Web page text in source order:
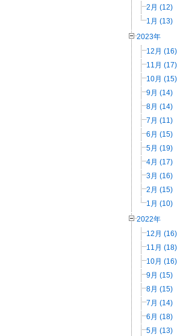
2月 (12)
1月 (13)
2023年
12月 (16)
11月 (17)
10月 (15)
9月 (14)
8月 (14)
7月 (11)
6月 (15)
5月 (19)
4月 (17)
3月 (16)
2月 (15)
1月 (10)
2022年
12月 (16)
11月 (18)
10月 (16)
9月 (15)
8月 (15)
7月 (14)
6月 (18)
5月 (13)